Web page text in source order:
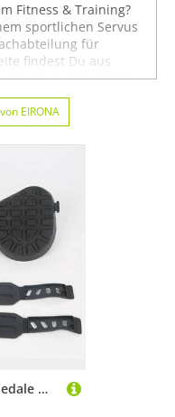
Fitness & Training?
sportlichen Servus
für
findest Du aus
alle Heimtraining
Filter am linken
Heimtraining
Alternativ kannst
sämtlichen
wir Dir viel
weiter viel Spaß
EIRONA
1/2" Gewinde Fahrradpedale mit Zehenclips für Heimtrainer, Indoor Bike, Spinning und Fitnessgeräte – rutschfest, 1 Paar